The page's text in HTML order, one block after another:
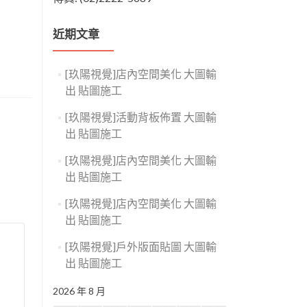
近期文章
[玖陽視覺]店內空間美化 大圖輸
出 貼圖施工
[玖陽視覺]活動背板佈置 大圖輸
出 貼圖施工
[玖陽視覺]店內空間美化 大圖輸
出 貼圖施工
[玖陽視覺]店內空間美化 大圖輸
出 貼圖施工
[玖陽視覺]戶外版面貼圖 大圖輸
出 貼圖施工
2026 年 8 月